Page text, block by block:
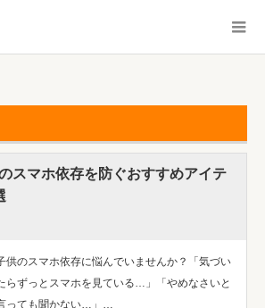
スマホ依存を防ぐおすすめアイテ
供のスマホ依存に悩んでいませんか？「気づい
らずっとスマホを見ている…」「やめなさいと
っても聞かない…」…